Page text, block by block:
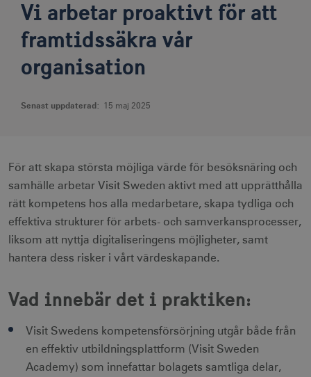
Vi arbetar proaktivt för att
framtidssäkra vår
organisation
Senast uppdaterad: 15 maj 2025
För att skapa största möjliga värde för besöksnäring och
samhälle arbetar Visit Sweden aktivt med att upprätthålla
rätt kompetens hos alla medarbetare, skapa tydliga och
effektiva strukturer för arbets- och samverkansprocesser,
liksom att nyttja digitaliseringens möjligheter, samt
hantera dess risker i vårt värdeskapande.
Vad innebär det i praktiken:
Visit Swedens kompetensförsörjning utgår både från
en effektiv utbildningsplattform (Visit Sweden
Academy) som innefattar bolagets samtliga delar,